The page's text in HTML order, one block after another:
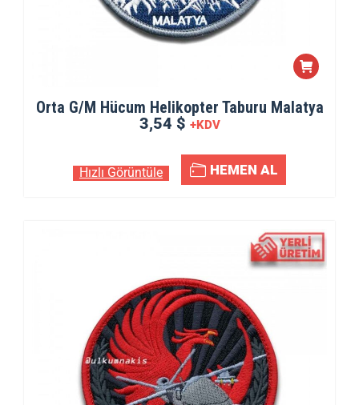
Orta G/M Hücum Helikopter Taburu Malatya
3,54 $ +KDV
Hızlı Görüntüle HEMEN AL